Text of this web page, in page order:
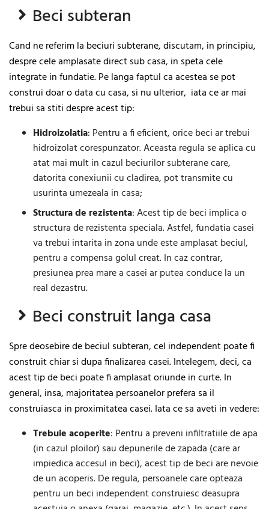
Beci subteran
Cand ne referim la beciuri subterane, discutam, in principiu,
despre cele amplasate direct sub casa, in speta cele
integrate in fundatie. Pe langa faptul ca acestea se pot
construi doar o data cu casa, si nu ulterior, iata ce ar mai
trebui sa stiti despre acest tip:
Hidroizolatia: Pentru a fi eficient, orice beci ar trebui
hidroizolat corespunzator. Aceasta regula se aplica cu
atat mai mult in cazul beciurilor subterane care,
datorita conexiunii cu cladirea, pot transmite cu
usurinta umezeala in casa;
Structura de rezistenta: Acest tip de beci implica o
structura de rezistenta speciala. Astfel, fundatia casei
va trebui intarita in zona unde este amplasat beciul,
pentru a compensa golul creat. In caz contrar,
presiunea prea mare a casei ar putea conduce la un
real dezastru.
Beci construit langa casa
Spre deosebire de beciul subteran, cel independent poate fi
construit chiar si dupa finalizarea casei. Intelegem, deci, ca
acest tip de beci poate fi amplasat oriunde in curte. In
general, insa, majoritatea persoanelor prefera sa il
construiasca in proximitatea casei. Iata ce sa aveti in vedere:
Trebuie acoperite: Pentru a preveni infiltratiile de apa
(in cazul ploilor) sau depunerile de zapada (care ar
impiedica accesul in beci), acest tip de beci are nevoie
de un acoperis. De regula, persoanele care opteaza
pentru un beci independent construiesc deasupra